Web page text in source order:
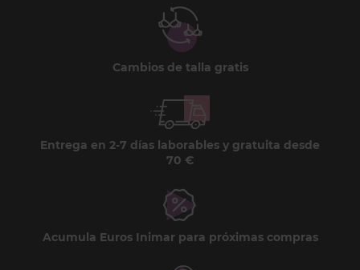
Cambios de talla gratis
Entrega en 2-7 días laborables y gratuita desde
70 €
Acumula Euros Inimar para próximas compras